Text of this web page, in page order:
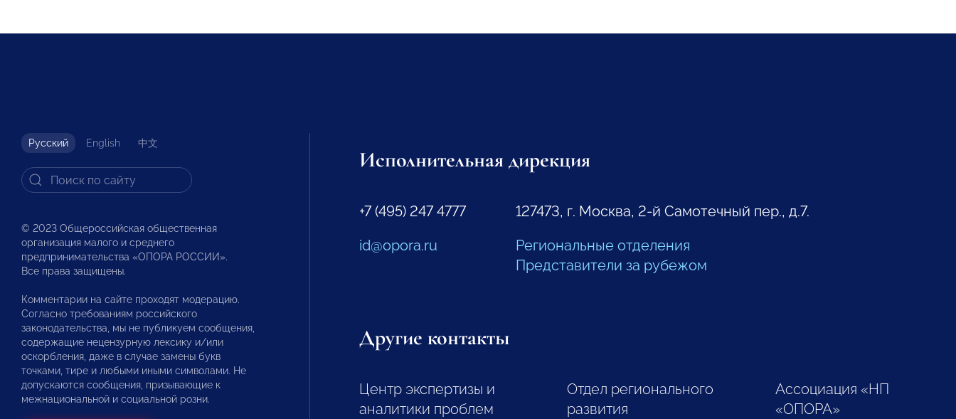
Русский English 中文
© 2023 Общероссийская общественная
организация малого и среднего
предпринимательства «ОПОРА РОССИИ».
Все права защищены.
Комментарии на сайте проходят модерацию.
Согласно требованиям российского
законодательства, мы не публикуем сообщения,
содержащие нецензурную лексику и/или
оскорбления, даже в случае замены букв
точками, тире и любыми иными символами. Не
допускаются сообщения, призывающие к
межнациональной и социальной розни.
Исполнительная дирекция
+7 (495) 247 4777
id@opora.ru
127473, г. Москва, 2-й Самотечный пер., д.7.
Региональные отделения
Представители за рубежом
Другие контакты
Центр экспертизы и
аналитики проблем
Отдел регионального
развития
Ассоциация «НП
«ОПОРА»